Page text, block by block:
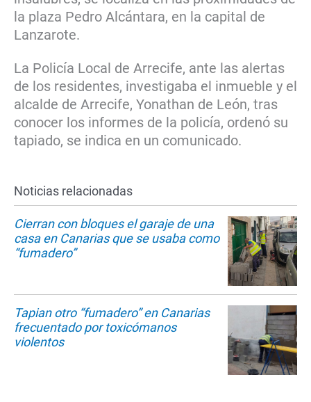
la plaza Pedro Alcántara, en la capital de
Lanzarote.
La Policía Local de Arrecife, ante las alertas
de los residentes, investigaba el inmueble y el
alcalde de Arrecife, Yonathan de León, tras
conocer los informes de la policía, ordenó su
tapiado, se indica en un comunicado.
Noticias relacionadas
Cierran con bloques el garaje de una
casa en Canarias que se usaba como
“fumadero”
Tapian otro “fumadero” en Canarias
frecuentado por toxicómanos
violentos